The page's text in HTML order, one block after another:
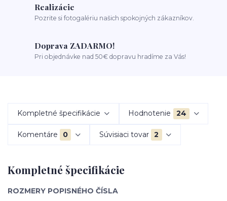
Realizácie
Pozrite si fotogalériu našich spokojných zákazníkov.
Doprava ZADARMO!
Pri objednávke nad 50€ dopravu hradíme za Vás!
Kompletné špecifikácie Hodnotenie 24
Komentáre 0 Súvisiaci tovar 2
Kompletné špecifikácie
ROZMERY POPISNÉHO ČÍSLA